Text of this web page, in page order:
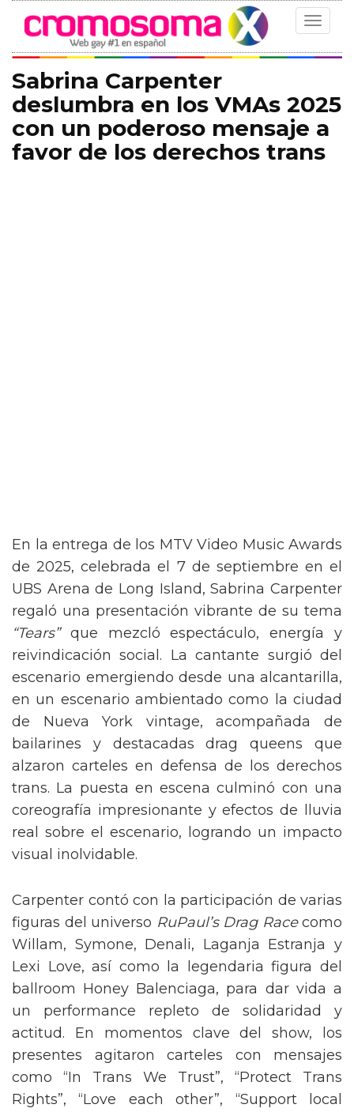
Toggle
Sabrina Carpenter
deslumbra en los VMAs 2025
con un poderoso mensaje a
favor de los derechos trans
En la entrega de los MTV Video Music Awards
de 2025, celebrada el 7 de septiembre en el
UBS Arena de Long Island, Sabrina Carpenter
regaló una presentación vibrante de su tema
“Tears”que mezcló espectáculo, energía y
reivindicación social. La cantante surgió del
escenario emergiendo desde una alcantarilla,
en un escenario ambientado como la ciudad
de Nueva York vintage, acompañada de
bailarines y destacadas drag queens que
alzaron carteles en defensa de los derechos
trans. La puesta en escena culminó con una
coreografía impresionante y efectos de lluvia
real sobre el escenario, logrando un impacto
visual inolvidable.
Carpenter contó con la participación de varias
figuras del universo RuPaul’s Drag Racecomo
Willam, Symone, Denali, Laganja Estranja y
Lexi Love, así como la legendaria figura del
ballroom Honey Balenciaga, para dar vida a
un performance repleto de solidaridad y
actitud. En momentos clave del show, los
presentes agitaron carteles con mensajes
como “In Trans We Trust”, “Protect Trans
Rights”, “Love each other”, “Support local